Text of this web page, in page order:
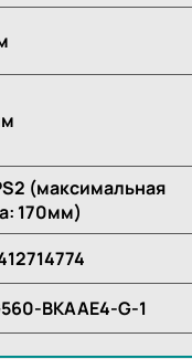
(максимальная
170мм)
BKAAE4-G-1